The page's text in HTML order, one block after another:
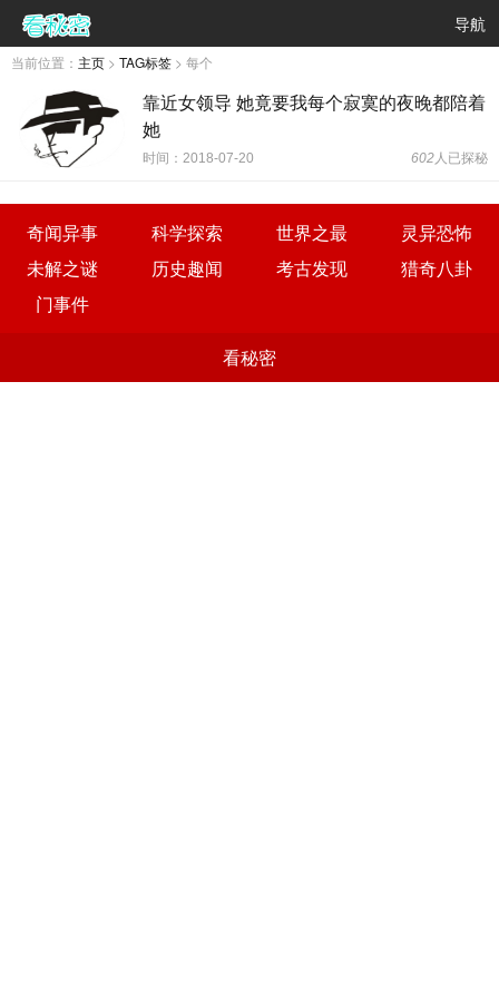
导航
当前位置： 主页 > TAG标签 > 每个
靠近女领导 她竟要我每个寂寞的夜晚都陪着
她
时间：2018-07-20 602人已探秘
奇闻异事 科学探索 世界之最
灵异恐怖
未解之谜
历史趣闻 考古发现
猎奇八卦
门事件
看秘密